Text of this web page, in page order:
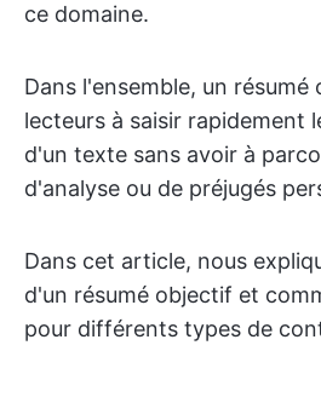
ce domaine.
Dans l'ensemble, un
lecteurs à saisir rapidement
d'un texte sans avoir à
d'analyse ou de préjugés
Dans cet article, nous
d'un résumé objectif et
pour différents types de